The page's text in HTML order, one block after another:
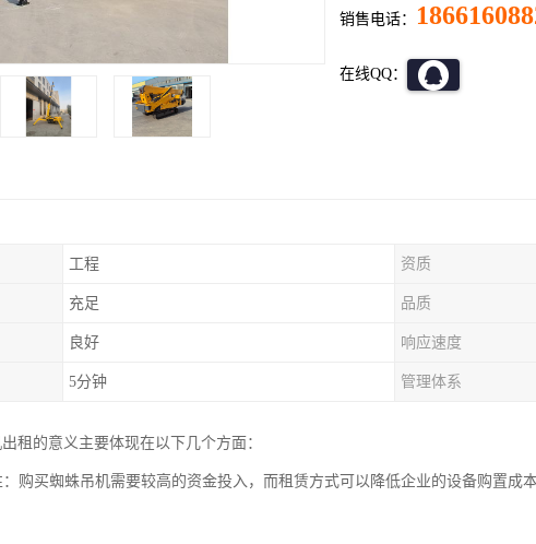
销售电话：
在线QQ：
工程 资质
充足 品质
良好 响应速度
5分钟 管理体系
租的意义主要体现在以下几个方面：
：购买蜘蛛吊机需要较高的资金投入，而租赁方式可以降低企业的设备购置成